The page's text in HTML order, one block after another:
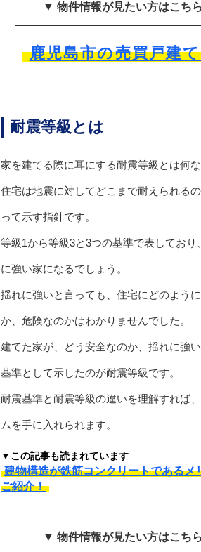
▼ 物件情報が見たい方はこち
鹿児島市の売買戸建
耐震等級とは
家を建てる際に耳にする耐震等級とは何な
住宅は地震に対してどこまで耐えられる
って示す指針です。
等級1から等級3と3つの基準で表してお
に強い家になるでしょう。
揺れに強いと言っても、住宅にどのよう
か、危険なのかはわかりませんでした。
建てた家が、どう安全なのか、揺れに強
基準として示したのが耐震等級です。
耐震基準と耐震等級の違いを理解すれば
ムを手に入れられます。
▼この記事も読まれています
建物構造が鉄筋コンクリートであるメ
ご紹介！
▼ 物件情報が見たい方はこち